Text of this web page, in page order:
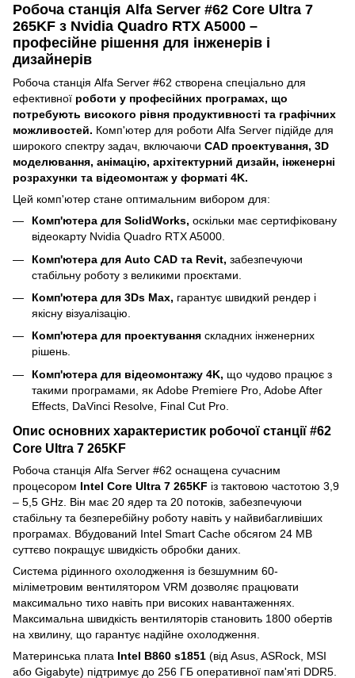
Робоча станція Alfa Server #62 Core Ultra 7
265KF з Nvidia Quadro RTX A5000 –
професійне рішення для інженерів і
дизайнерів
Робоча станція Alfa Server #62 створена спеціально для
ефективної роботи у професійних програмах, що
потребують високого рівня продуктивності та графічних
можливостей. Комп'ютер для роботи Alfa Server підійде для
широкого спектру задач, включаючи CAD проектування, 3D
моделювання, анімацію, архітектурний дизайн, інженерні
розрахунки та відеомонтаж у форматі 4K.
Цей комп'ютер стане оптимальним вибором для:
Комп'ютера для SolidWorks, оскільки має сертифіковану
відеокарту Nvidia Quadro RTX A5000.
Комп'ютера для Auto CAD та Revit, забезпечуючи
стабільну роботу з великими проєктами.
Комп'ютера для 3Ds Max, гарантує швидкий рендер і
якісну візуалізацію.
Комп'ютера для проектування складних інженерних
рішень.
Комп'ютера для відеомонтажу 4K, що чудово працює з
такими програмами, як Adobe Premiere Pro, Adobe After
Effects, DaVinci Resolve, Final Cut Pro.
Опис основних характеристик робочої станції #62
Core Ultra 7 265KF
Робоча станція Alfa Server #62 оснащена сучасним
процесором Intel Core Ultra 7 265KF із тактовою частотою 3,9
– 5,5 GHz. Він має 20 ядер та 20 потоків, забезпечуючи
стабільну та безперебійну роботу навіть у найвибагливіших
програмах. Вбудований Intel Smart Cache обсягом 24 MB
суттєво покращує швидкість обробки даних.
Система рідинного охолодження із безшумним 60-
міліметровим вентилятором VRM дозволяє працювати
максимально тихо навіть при високих навантаженнях.
Максимальна швидкість вентиляторів становить 1800 обертів
на хвилину, що гарантує надійне охолодження.
Материнська плата Intel B860 s1851 (від Asus, ASRock, MSI
або Gigabyte) підтримує до 256 ГБ оперативної пам'яті DDR5.